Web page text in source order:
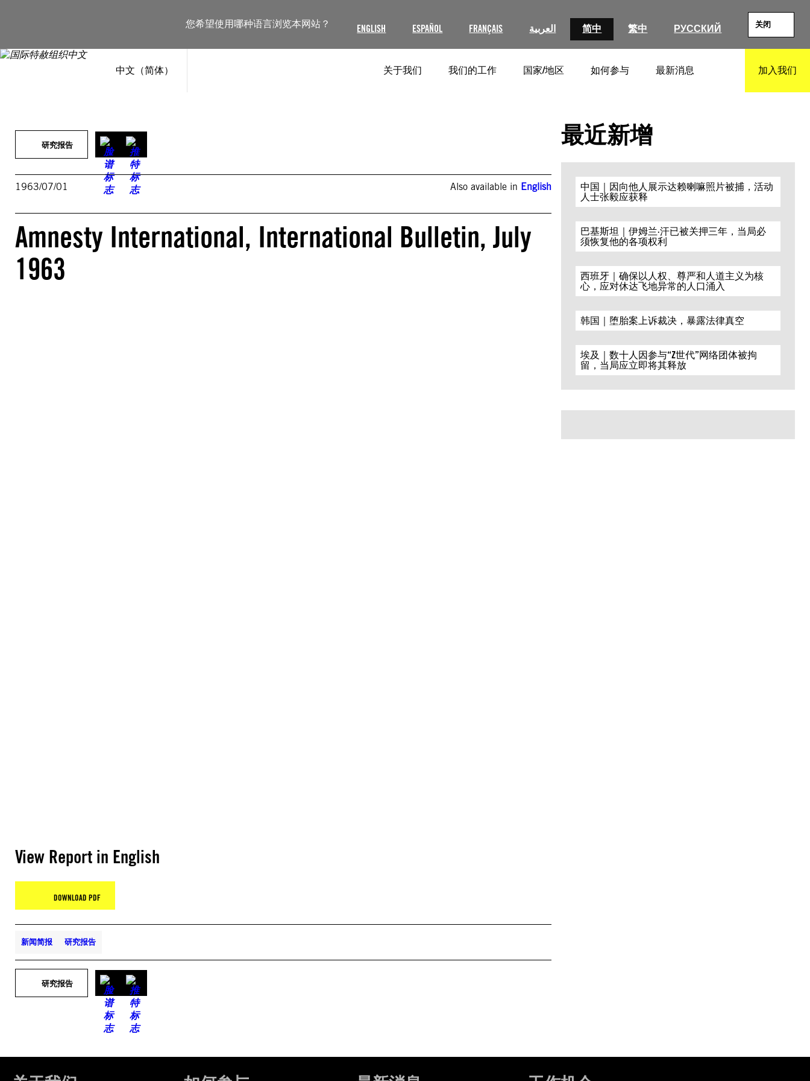
您希望使用哪种语言浏览本网站？ ENGLISH ESPAÑOL FRANÇAIS العربية 简中 繁中 РУССКИЙ 关闭
中文（简体） 关于我们 我们的工作 国家/地区 如何参与 最新消息 加入我们
研究报告
1963/07/01 Also available in English
Amnesty International, International Bulletin, July
1963
View Report in English
DOWNLOAD PDF
新闻简报 研究报告
研究报告
最近新增
中国｜因向他人展示达赖喇嘛照片被捕，活动
人士张毅应获释
巴基斯坦｜伊姆兰·汗已被关押三年，当局必
须恢复他的各项权利
西班牙｜确保以人权、尊严和人道主义为核
心，应对休达飞地异常的人口涌入
韩国｜堕胎案上诉裁决，暴露法律真空
埃及｜数十人因参与“Z世代”网络团体被拘
留，当局应立即将其释放